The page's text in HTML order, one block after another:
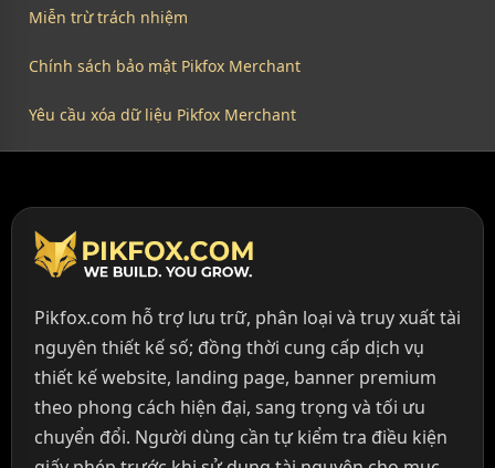
Miễn trừ trách nhiệm
Chính sách bảo mật Pikfox Merchant
Yêu cầu xóa dữ liệu Pikfox Merchant
Pikfox.com hỗ trợ lưu trữ, phân loại và truy xuất tài
nguyên thiết kế số; đồng thời cung cấp dịch vụ
thiết kế website, landing page, banner premium
theo phong cách hiện đại, sang trọng và tối ưu
chuyển đổi. Người dùng cần tự kiểm tra điều kiện